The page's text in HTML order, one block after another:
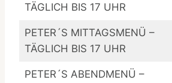
TÄGLICH BIS 17 UHR
PETER´S MITTAGSMENÜ –
TÄGLICH BIS 17 UHR
PETER´S ABENDMENÜ –